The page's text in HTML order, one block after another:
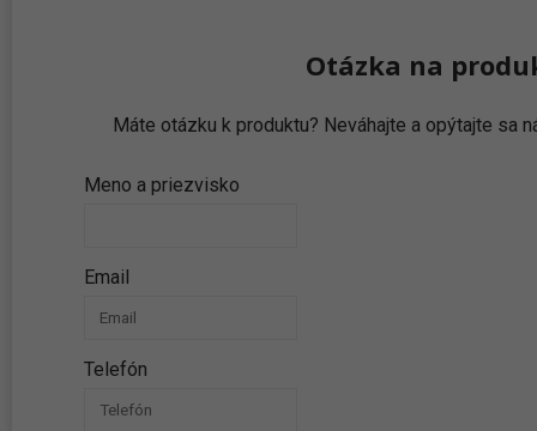
Otázka na
Máte otázku k produktu? Neváhajte a opýtajte sa
Meno a priezvisko
Email
Telefón